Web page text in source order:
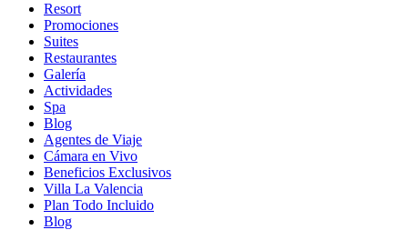
Resort
Promociones
Suites
Restaurantes
Galería
Actividades
Spa
Blog
Agentes de Viaje
Cámara en Vivo
Beneficios Exclusivos
Villa La Valencia
Plan Todo Incluido
Blog